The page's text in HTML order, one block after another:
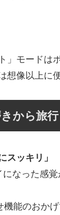
」モード
想像以上に
から旅
スッキリ」
なった感覚
能のおか